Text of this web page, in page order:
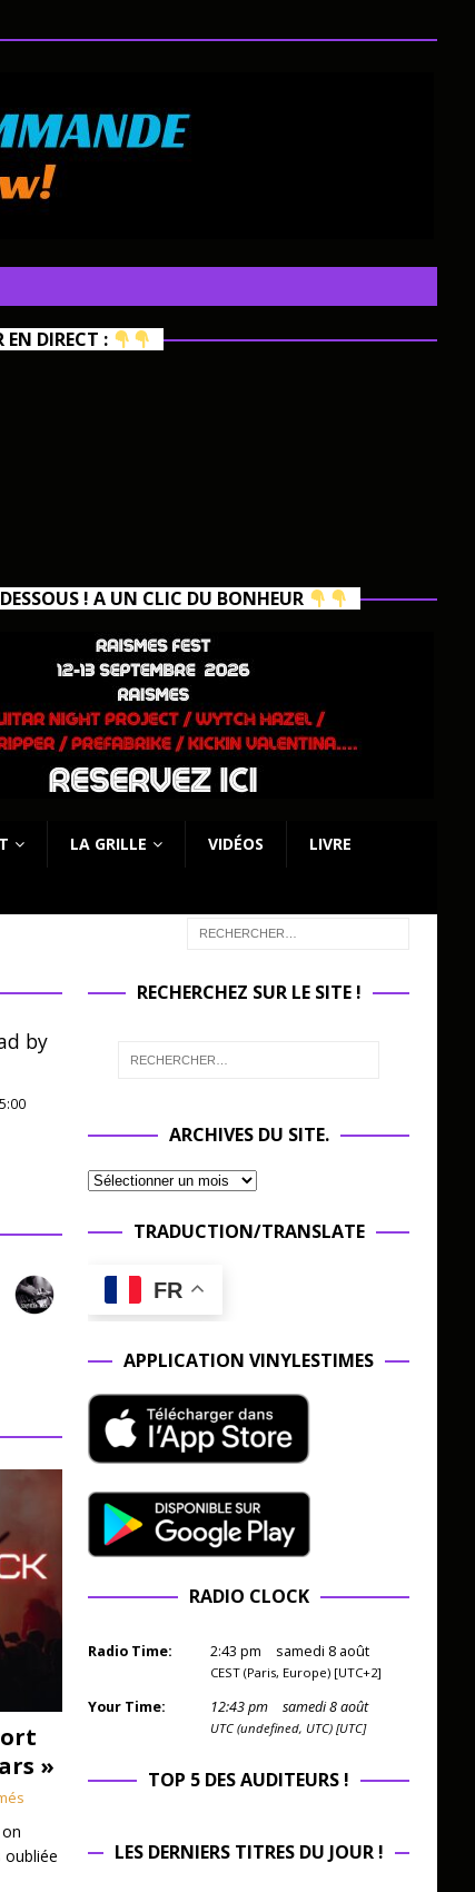
EN DIRECT :
! A UN CLIC DU BONHEUR
LA GRILLE VIDÉOS LIVRE
by
»
RECHERCHEZ SUR LE SITE !
ARCHIVES DU SITE.
TRADUCTION/TRANSLATE
FR
APPLICATION VINYLESTIMES
RADIO CLOCK
Radio Time: 2:43 pm samedi 8 août
CEST (Paris, Europe) [UTC+2]
Your Time: 12:43pm samedi 8 août
UTC (undefined, UTC) [UTC]
TOP 5 DES AUDITEURS !
LES DERNIERS TITRES DU JOUR !